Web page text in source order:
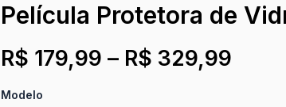
Película Protetora de
R$ 179,99 – R$ 329,99
Modelo